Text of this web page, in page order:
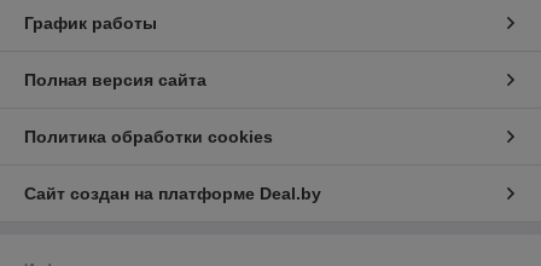
График работы
Полная версия сайта
Политика обработки cookies
Сайт создан на платформе Deal.by